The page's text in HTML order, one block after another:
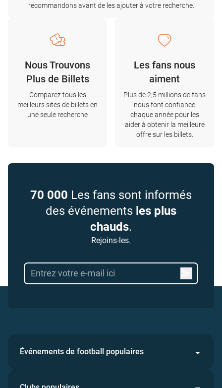
recommandons avant de les ajouter à votre recherche.
Nous Trouvons
Plus de Billets
Comparez tous les
meilleurs sites de billets en
une seule recherche
Les fans nous
aiment
Plus de 2,5 millions de fans
nous font confiance
chaque année pour les
aider à obtenir la meilleure
offre sur les billets.
70 000 Les fans sont informés
des événements les plus
chauds.
Rejoins-les.
Événements de football populaires